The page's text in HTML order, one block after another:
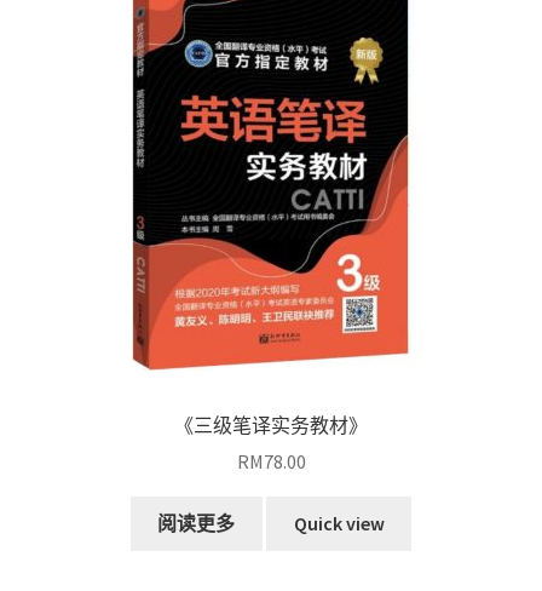
《三级笔译实务教材》
RM78.00
阅读更多 Quick view